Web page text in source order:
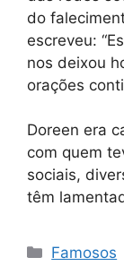
do
escreveu:
nos deixou
orações
Doreen era
com quem
sociais,
têm
Categorias
Famosos